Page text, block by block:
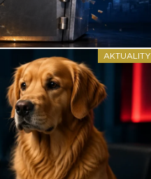
AKTUALITY